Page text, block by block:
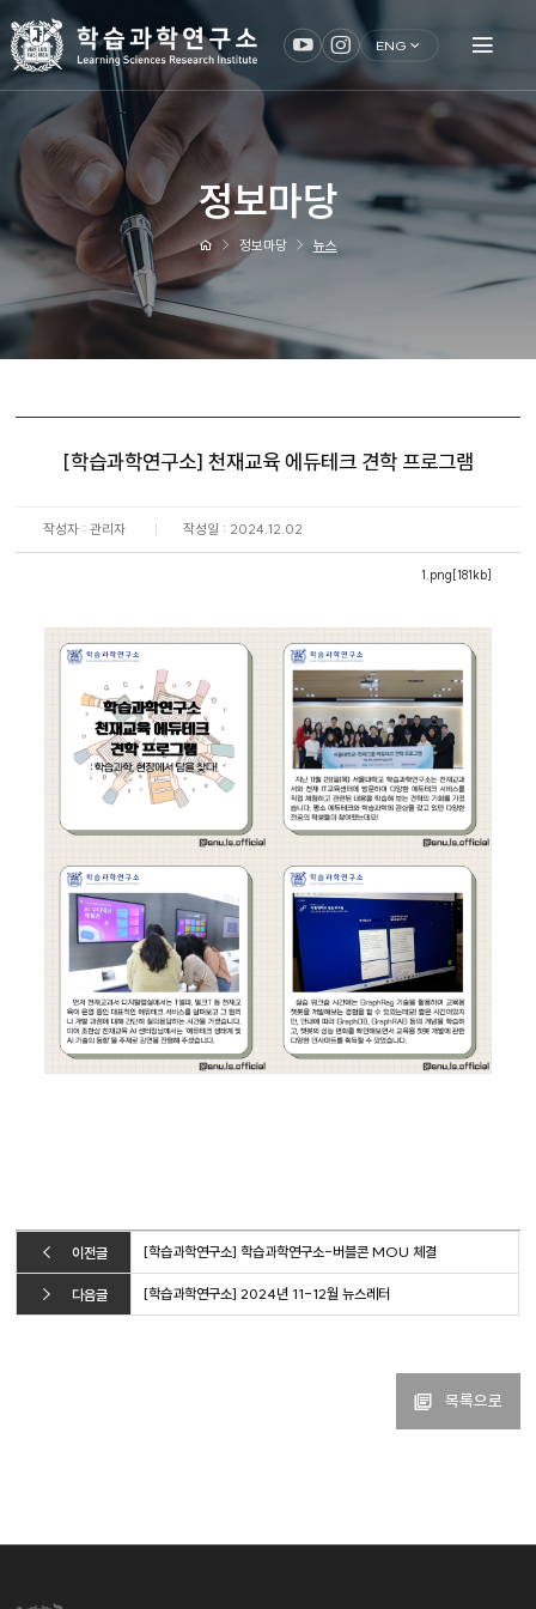
ENG
정보마당
정보마당 뉴스
[학습과학연구소] 천재교육 에듀테크 견학 프로그램
작성자 : 관리자 작성일 : 2024.12.02
1.png[181kb]
이전글 [학습과학연구소] 학습과학연구소-버블콘 MOU 체결
다음글 [학습과학연구소] 2024년 11-12월 뉴스레터
목록으로